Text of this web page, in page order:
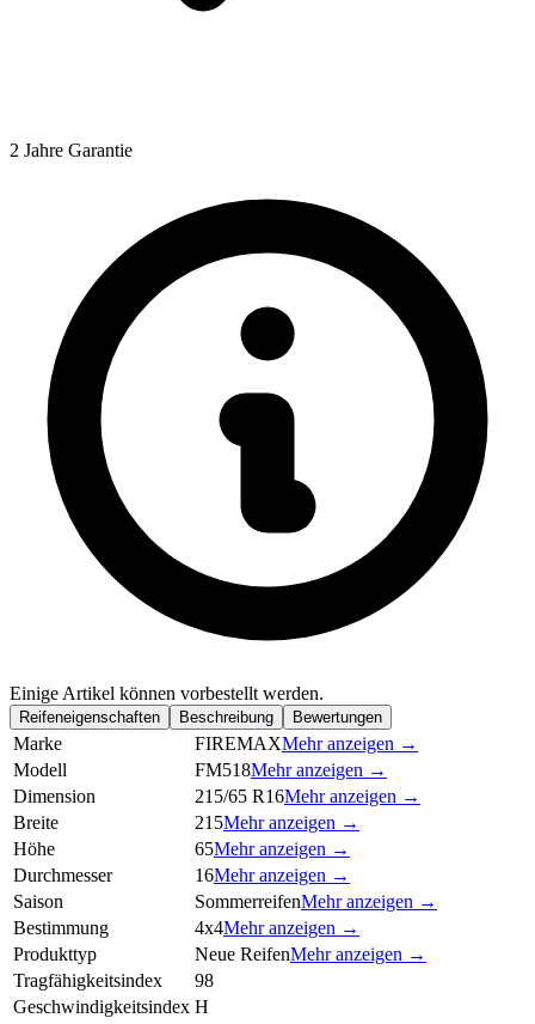
2 Jahre Garantie
Einige Artikel können vorbestellt werden.
Reifeneigenschaften Beschreibung Bewertungen
Marke FIREMAXMehr anzeigen →
Modell
FM518Mehr anzeigen →
Dimension
215/65 R16Mehr anzeigen →
Breite
215Mehr anzeigen →
Höhe
65Mehr anzeigen →
Durchmesser
16Mehr anzeigen →
Saison
SommerreifenMehr anzeigen →
Bestimmung
4x4Mehr anzeigen →
Produkttyp
Neue ReifenMehr anzeigen →
Tragfähigkeitsindex
98
Geschwindigkeitsindex H